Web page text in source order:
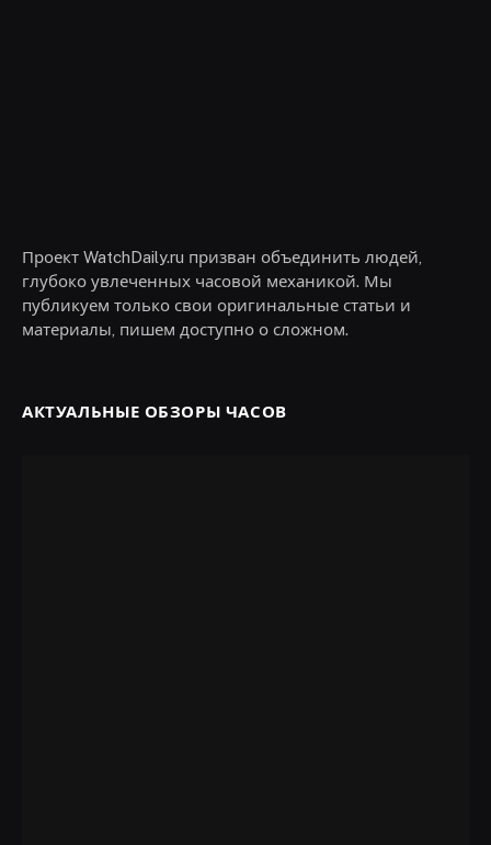
Проект WatchDaily.ru призван объединить людей,
глубоко увлеченных часовой механикой. Мы
публикуем только свои оригинальные статьи и
материалы, пишем доступно о сложном.
АКТУАЛЬНЫЕ ОБЗОРЫ ЧАСОВ